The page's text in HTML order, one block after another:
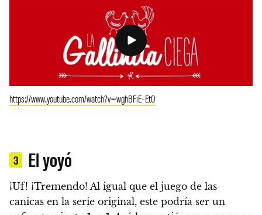
https://www.youtube.com/watch?v=wghBFiE-Et0
3 El yoyó
¡Uf! ¡Tremendo! Al igual que el juego de las
canicas en la serie original, este podría ser un